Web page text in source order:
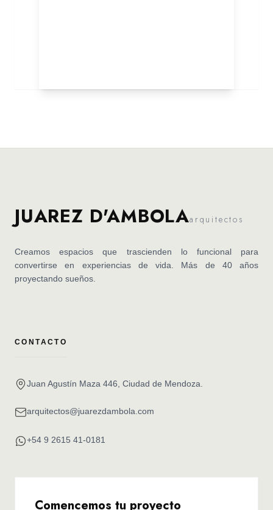
JUAREZ D'AMBOLAarquitectos
Creamos espacios que trascienden lo funcional para
convertirse en experiencias de vida. Más de 40 años
proyectando sueños.
CONTACTO
Juan Agustín Maza 446, Ciudad de Mendoza.
arquitectos@juarezdambola.com
+54 9 2615 41-0181
Comencemos tu proyecto